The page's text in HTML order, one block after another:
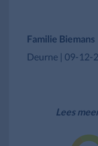
Familie Biemans
Deurne | 09-12-
Lees